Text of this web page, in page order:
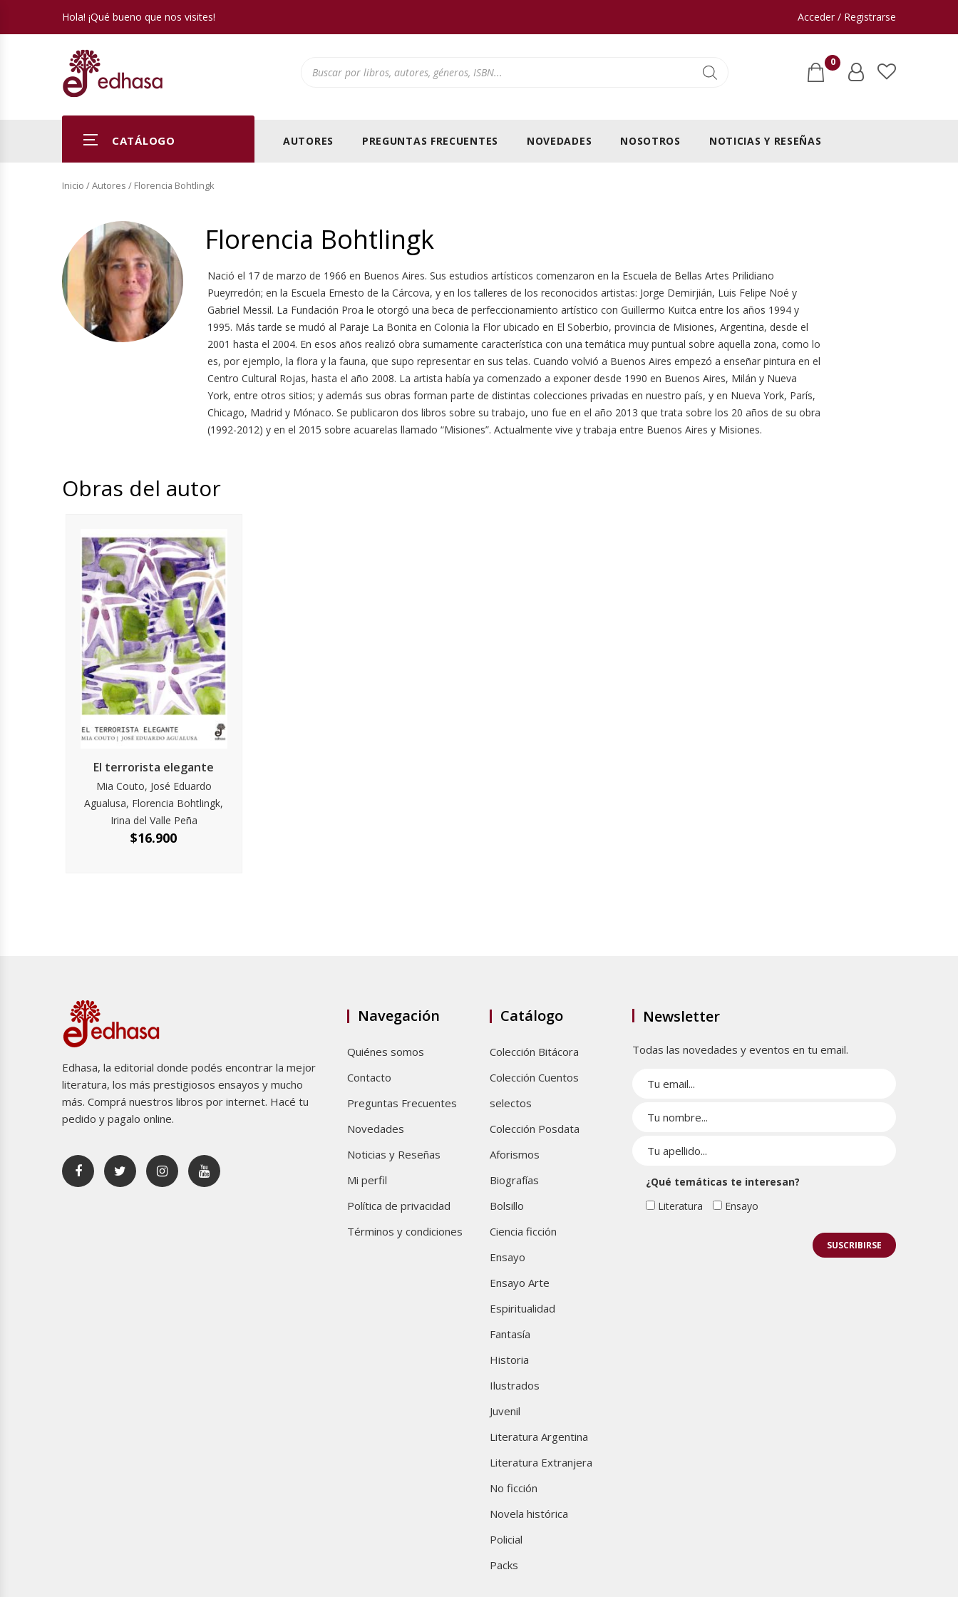
Hola! ¡Qué bueno que nos visites! Acceder / Registrarse
0
CATÁLOGO AUTORES PREGUNTAS FRECUENTES NOVEDADES NOSOTROS NOTICIAS Y RESEÑAS
Inicio / Autores / Florencia Bohtlingk
Florencia Bohtlingk
Nació el 17 de marzo de 1966 en Buenos Aires. Sus estudios artísticos comenzaron en la Escuela de Bellas Artes Prilidiano
Pueyrredón; en la Escuela Ernesto de la Cárcova, y en los talleres de los reconocidos artistas: Jorge Demirjián, Luis Felipe Noé y
Gabriel Messil. La Fundación Proa le otorgó una beca de perfeccionamiento artístico con Guillermo Kuitca entre los años 1994 y
1995. Más tarde se mudó al Paraje La Bonita en Colonia la Flor ubicado en El Soberbio, provincia de Misiones, Argentina, desde el
2001 hasta el 2004. En esos años realizó obra sumamente característica con una temática muy puntual sobre aquella zona, como lo
es, por ejemplo, la flora y la fauna, que supo representar en sus telas. Cuando volvió a Buenos Aires empezó a enseñar pintura en el
Centro Cultural Rojas, hasta el año 2008. La artista había ya comenzado a exponer desde 1990 en Buenos Aires, Milán y Nueva
York, entre otros sitios; y además sus obras forman parte de distintas colecciones privadas en nuestro país, y en Nueva York, París,
Chicago, Madrid y Mónaco. Se publicaron dos libros sobre su trabajo, uno fue en el año 2013 que trata sobre los 20 años de su obra
(1992-2012) y en el 2015 sobre acuarelas llamado “Misiones”. Actualmente vive y trabaja entre Buenos Aires y Misiones.
Obras del autor
El terrorista elegante
Mia Couto, José Eduardo
Agualusa, Florencia Bohtlingk,
Irina del Valle Peña
$16.900
Edhasa, la editorial donde podés encontrar la mejor
literatura, los más prestigiosos ensayos y mucho
más. Comprá nuestros libros por internet. Hacé tu
pedido y pagalo online.
Navegación
Quiénes somos
Contacto
Preguntas Frecuentes
Novedades
Noticias y Reseñas
Mi perfil
Política de privacidad
Términos y condiciones
Catálogo
Colección Bitácora
Colección Cuentos
selectos
Colección Posdata
Aforismos
Biografías
Bolsillo
Ciencia ficción
Ensayo
Ensayo Arte
Espiritualidad
Fantasía
Historia
Ilustrados
Juvenil
Literatura Argentina
Literatura Extranjera
No ficción
Novela histórica
Policial
Packs
Newsletter
Todas las novedades y eventos en tu email.
¿Qué temáticas te interesan?
Literatura
Ensayo